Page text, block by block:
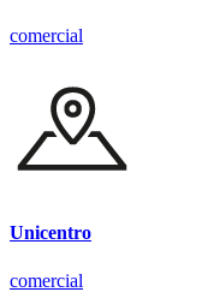
comercial
Unicentro
comercial